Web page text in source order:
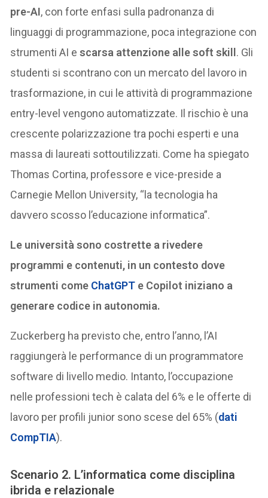
pre-AI, con forte enfasi sulla padronanza di
linguaggi di programmazione, poca integrazione con
strumenti AI escarsa attenzione alle soft skill . Gli
studenti si scontrano con un mercato del lavoro in
trasformazione, in cui le attività di programmazione
entry-level vengono automatizzate. Il rischio è una
crescente polarizzazione tra pochi esperti e una
massa di laureati sottoutilizzati. Come ha spiegato
Thomas Cortina, professore e vice-preside a
Carnegie Mellon University, “la tecnologia ha
davvero scosso l’educazione informatica”.
Le università sono costrette a rivedere
programmi e contenuti, in un contesto dove
strumenti come ChatGPT e Copilot iniziano a
generare codice in autonomia.
Zuckerberg ha previsto che, entro l’anno, l’AI
raggiungerà le performance di un programmatore
software di livello medio. Intanto, l’occupazione
nelle professioni tech è calata del 6% e le offerte di
lavoro per profili junior sono scese del 65% (dati
CompTIA).
Scenario 2. L’informatica come disciplina
ibrida e relazionale